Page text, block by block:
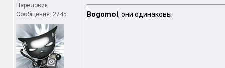
Передовик
Сообщения: 2745
Bogomol , они одинаковы